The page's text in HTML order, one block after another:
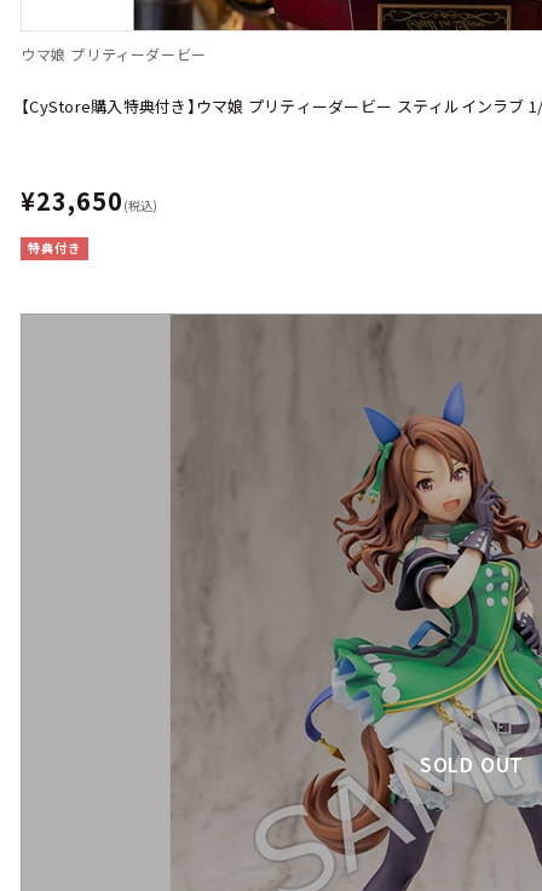
ウマ娘 プリティーダービー
【CyStore購入特典付き】ウマ娘 プリティーダービー スティルインラブ
¥23,650 (税込)
特典付き
SOLD OUT